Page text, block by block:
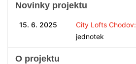
Novinky projektu
15. 6. 2025 City Lofts Chodov:
jednotek
O projektu